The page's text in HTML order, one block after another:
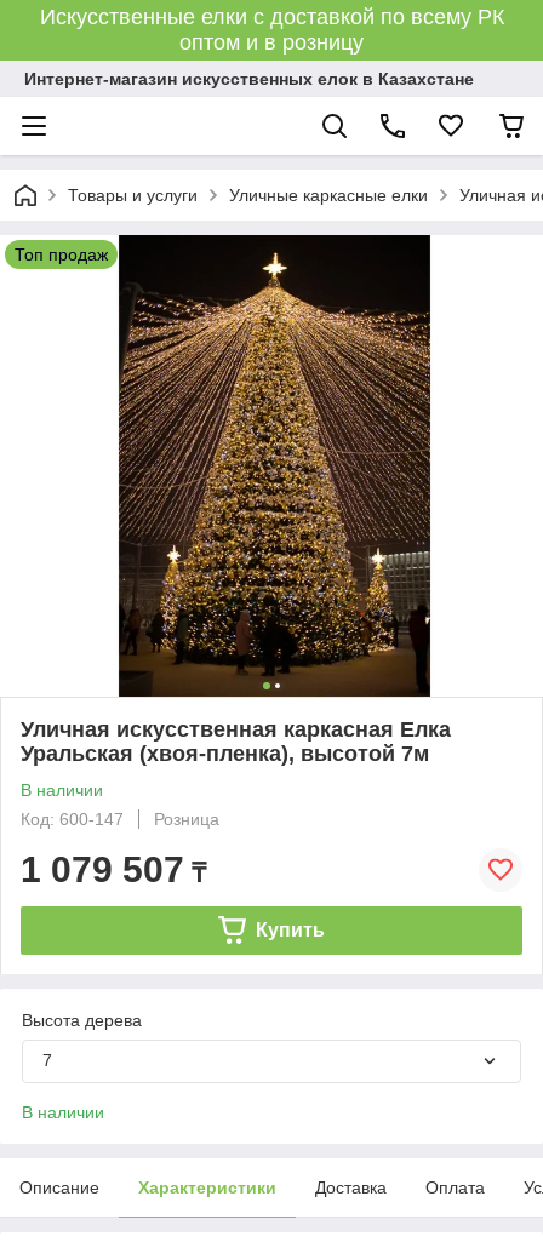
Искусственные елки с доставкой по всему РК
оптом и в розницу
Интернет-магазин искусственных елок в Казахстане
Товары и услуги Уличные каркасные елки Уличная
Топ продаж
Уличная искусственная каркасная Елка
Уральская (хвоя-пленка), высотой 7м
В наличии
Код: 600-147
Розница
1 079 507 ₸
Купить
Высота дерева
7
В наличии
Описание Характеристики Доставка Оплата